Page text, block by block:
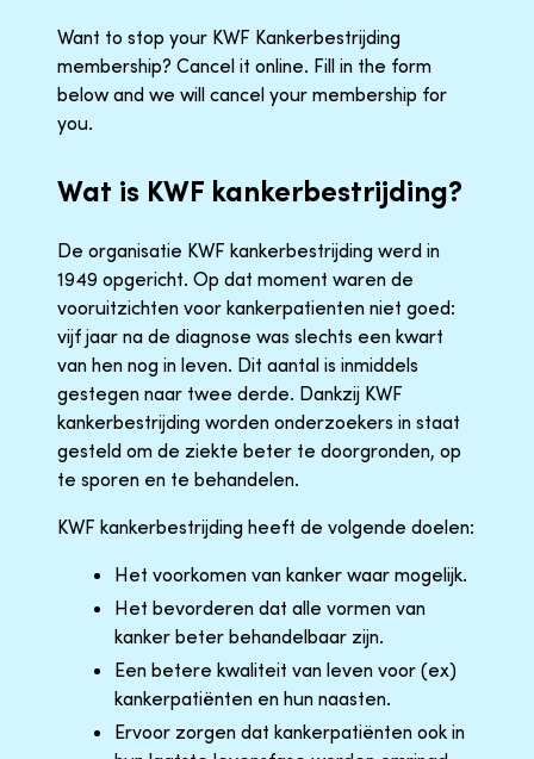
Want to stop your KWF Kankerbestrijding
membership? Cancel it online. Fill in the form
below and we will cancel your membership for
you.
Wat is KWF kankerbestrijding?
De organisatie KWF kankerbestrijding werd in
1949 opgericht. Op dat moment waren de
vooruitzichten voor kankerpatienten niet goed:
vijf jaar na de diagnose was slechts een kwart
van hen nog in leven. Dit aantal is inmiddels
gestegen naar twee derde. Dankzij KWF
kankerbestrijding worden onderzoekers in staat
gesteld om de ziekte beter te doorgronden, op
te sporen en te behandelen.
KWF kankerbestrijding heeft de volgende doelen:
Het voorkomen van kanker waar mogelijk.
Het bevorderen dat alle vormen van
kanker beter behandelbaar zijn.
Een betere kwaliteit van leven voor (ex)
kankerpatiënten en hun naasten.
Ervoor zorgen dat kankerpatiënten ook in